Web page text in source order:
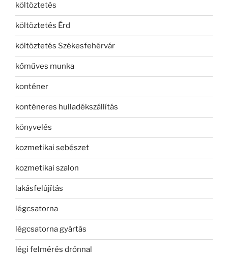
költöztetés
költöztetés Érd
költöztetés Székesfehérvár
kőműves munka
konténer
konténeres hulladékszállítás
könyvelés
kozmetikai sebészet
kozmetikai szalon
lakásfelújítás
légcsatorna
légcsatorna gyártás
légi felmérés drónnal